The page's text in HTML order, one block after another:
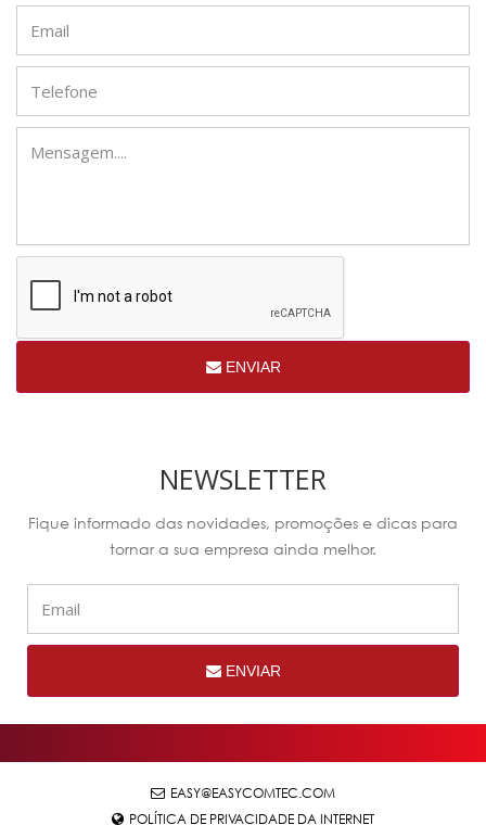
ENVIAR
NEWSLETTER
Fique informado das novidades, promoções e dicas para
tornar a sua empresa ainda melhor.
ENVIAR
EASY@EASYCOMTEC.COM
POLÍTICA DE PRIVACIDADE DA INTERNET